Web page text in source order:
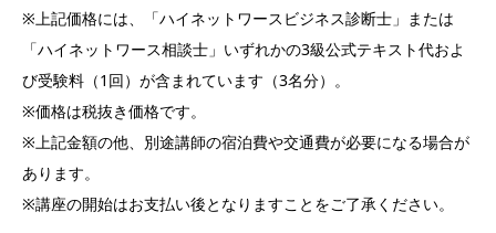
※上記価格には、「ハイネットワースビジネス診断士」または
「ハイネットワース相談士」いずれかの3級公式テキスト代およ
び受験料（1回）が含まれています（3名分）。
※価格は税抜き価格です。
※上記金額の他、別途講師の宿泊費や交通費が必要になる場合が
あります。
※講座の開始はお支払い後となりますことをご了承ください。